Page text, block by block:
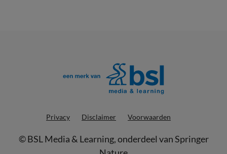
Privacy Disclaimer Voorwaarden
©BSL Media & Learning, onderdeel vanSpringer